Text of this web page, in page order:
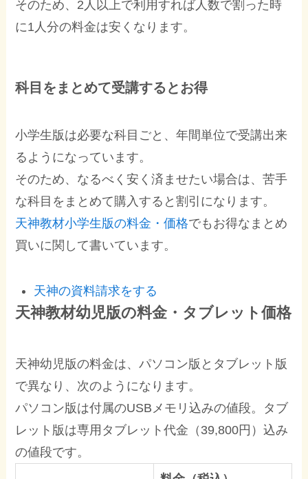
そのため、2人以上で利用すれば人数で割った時
に1人分の料金は安くなります。
科目をまとめて受講するとお得
小学生版は必要な科目ごと、年間単位で受講出来
るようになっています。
そのため、なるべく安く済ませたい場合は、苦手
な科目をまとめて購入すると割引になります。
天神教材小学生版の料金・価格でもお得なまとめ
買いに関して書いています。
天神の資料請求をする
天神教材幼児版の料金・タブレット価格
天神幼児版の料金は、パソコン版とタブレット版
で異なり、次のようになります。
パソコン版は付属のUSBメモリ込みの値段。タブ
レット版は専用タブレット代金（39,800円）込み
の値段です。